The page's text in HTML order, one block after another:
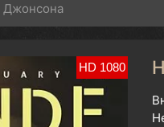
Джонсона
HD 1080